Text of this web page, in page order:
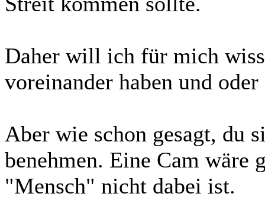
Daher will ich für mich
voreinander haben und
Aber wie schon gesagt, du
benehmen. Eine Cam wäre
"Mensch" nicht dabei ist.